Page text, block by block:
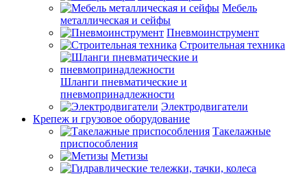
Мебель
металлическая и сейфы
Пневмоинструмент
Строительная техника
Шланги пневматические и
пневмопринадлежности
Электродвигатели
Крепеж и грузовое оборудование
Такелажные
приспособления
Метизы